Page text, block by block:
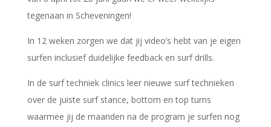
tegenaan in Scheveningen!
In 12 weken zorgen we dat jij video’s hebt van je eigen
surfen inclusief duidelijke feedback en surf drills.
In de surf techniek clinics leer nieuwe surf technieken
over de juiste surf stance, bottom en top turns
waarmee jij de maanden na de program je surfen nog